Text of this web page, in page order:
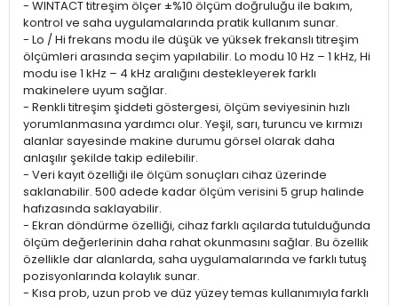
- WINTACT titreşim ölçer ±%10 ölçüm doğruluğu ile bakım,
kontrol ve saha uygulamalarında pratik kullanım sunar.
- Lo / Hi frekans modu ile düşük ve yüksek frekanslı titreşim
ölçümleri arasında seçim yapılabilir. Lo modu 10 Hz – 1 kHz, Hi
modu ise 1 kHz – 4 kHz aralığını destekleyerek farklı
makinelere uyum sağlar.
- Renkli titreşim şiddeti göstergesi, ölçüm seviyesinin hızlı
yorumlanmasına yardımcı olur. Yeşil, sarı, turuncu ve kırmızı
alanlar sayesinde makine durumu görsel olarak daha
anlaşılır şekilde takip edilebilir.
- Veri kayıt özelliği ile ölçüm sonuçları cihaz üzerinde
saklanabilir. 500 adede kadar ölçüm verisini 5 grup halinde
hafızasında saklayabilir.
- Ekran döndürme özelliği, cihaz farklı açılarda tutulduğunda
ölçüm değerlerinin daha rahat okunmasını sağlar. Bu özellik
özellikle dar alanlarda, saha uygulamalarında ve farklı tutuş
pozisyonlarında kolaylık sunar.
- Kısa prob, uzun prob ve düz yüzey temas kullanımıyla farklı